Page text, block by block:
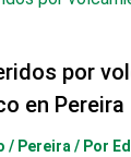
por
en Pereira
/ Pereira/ Por